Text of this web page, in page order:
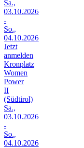
Sa.,
03.10.2026
-
So.,
04.10.2026
Jetzt
anmelden
Kronplatz
Women
Power
II
(Südtirol)
Sa.,
03.10.2026
-
So.,
04.10.2026